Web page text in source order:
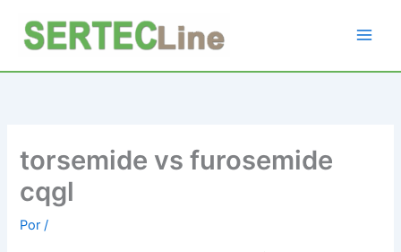
contenido
torsemide vs furosemide
cqgl
Por/